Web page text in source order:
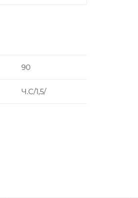
90
Ч.С/1,5/